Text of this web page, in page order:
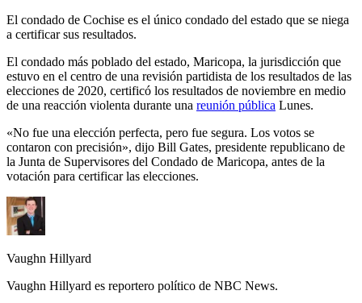
El condado de Cochise es el único condado del estado que se niega
a certificar sus resultados.
El condado más poblado del estado, Maricopa, la jurisdicción que
estuvo en el centro de una revisión partidista de los resultados de las
elecciones de 2020, certificó los resultados de noviembre en medio
de una reacción violenta durante una reunión pública Lunes.
«No fue una elección perfecta, pero fue segura. Los votos se
contaron con precisión», dijo Bill Gates, presidente republicano de
la Junta de Supervisores del Condado de Maricopa, antes de la
votación para certificar las elecciones.
Vaughn Hillyard
Vaughn Hillyard es reportero político de NBC News.